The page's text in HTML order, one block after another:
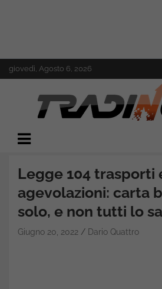
Skip
to
giovedì, Agosto 6, 2026
Trading.it
Legge 104 trasporti
agevolazioni: carta
solo, e non tutti lo
Giugno 20, 2022 Dario Quattro